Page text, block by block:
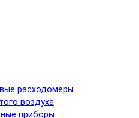
расходомеры
воздуха
приборы